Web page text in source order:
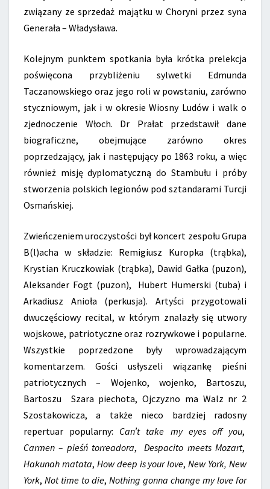
związany ze sprzedaż majątku w Choryni przez syna
Generała – Władysława.
Kolejnym punktem spotkania była krótka prelekcja
poświęcona przybliżeniu sylwetki Edmunda
Taczanowskiego oraz jego roli w powstaniu, zarówno
styczniowym, jak i w okresie Wiosny Ludów i walk o
zjednoczenie Włoch. Dr Prałat przedstawił dane
biograficzne, obejmujące zarówno okres
poprzedzający, jak i następujący po 1863 roku, a więc
również misję dyplomatyczną do Stambułu i próby
stworzenia polskich legionów pod sztandarami Turcji
Osmańskiej.
Zwieńczeniem uroczystości był koncert zespołu Grupa
B(l)acha w składzie: Remigiusz Kuropka (trąbka),
Krystian Kruczkowiak (trąbka), Dawid Gałka (puzon),
Aleksander Fogt (puzon), Hubert Humerski (tuba) i
Arkadiusz Anioła (perkusja). Artyści przygotowali
dwuczęściowy recital, w którym znalazły się utwory
wojskowe, patriotyczne oraz rozrywkowe i popularne.
Wszystkie poprzedzone były wprowadzającym
komentarzem. Gości usłyszeli wiązankę pieśni
patriotycznych – Wojenko, wojenko, Bartoszu,
Bartoszu Szara piechota, Ojczyzno ma Walz nr 2
Szostakowicza, a także nieco bardziej radosny
repertuar popularny: Can’t take my eyes off you,
Carmen – pieśń torreadora,Despacito meets Mozart,
Hakunah matata, How deep is your love,New York, New
York, Not time to die, Nothing gonna change my love for